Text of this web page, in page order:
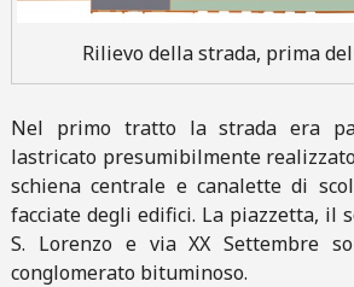
Rilievo della strada, prima
Nel primo tratto la strada era
lastricato presumibilmente
schiena centrale e canalette di
facciate degli edifici. La piazzetta, il
S. Lorenzo e via XX Settembre
conglomerato bituminoso.